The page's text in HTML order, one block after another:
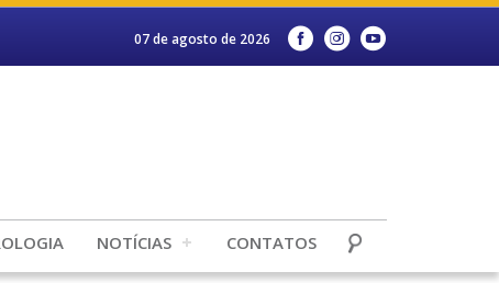
07 de agosto de 2026
NOTÍCIAS CONTATOS